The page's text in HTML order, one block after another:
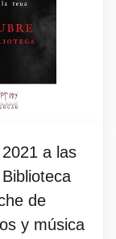
a las
de
y música